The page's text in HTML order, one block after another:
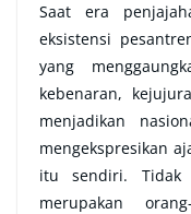
Saat era
eksistensi
yang
kebenaran,
menjadikan
mengekspresikan
itu sendiri.
merupakan